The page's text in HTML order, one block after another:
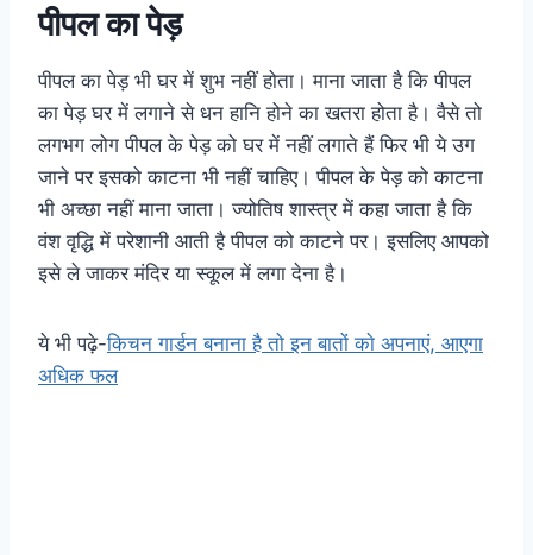
पीपल का पेड़
पीपल का पेड़ भी घर में शुभ नहीं होता। माना जाता है कि पीपल
का पेड़ घर में लगाने से धन हानि होने का खतरा होता है। वैसे तो
लगभग लोग पीपल के पेड़ को घर में नहीं लगाते हैं फिर भी ये उग
जाने पर इसको काटना भी नहीं चाहिए। पीपल के पेड़ को काटना
भी अच्छा नहीं माना जाता। ज्योतिष शास्त्र में कहा जाता है कि
वंश वृद्धि में परेशानी आती है पीपल को काटने पर। इसलिए आपको
इसे ले जाकर मंदिर या स्कूल में लगा देना है।
ये भी पढ़े-किचन गार्डन बनाना है तो इन बातों काे अपनाएं, आएगा
अधिक फल